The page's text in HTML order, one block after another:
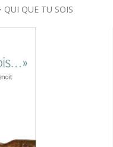
QUI QUE TU SOIS